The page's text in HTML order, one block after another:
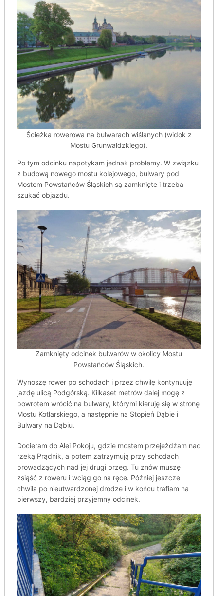
Ścieżka rowerowa na bulwarach wiślanych (widok z
Mostu Grunwaldzkiego).
Po tym odcinku napotykam jednak problemy. W związku
z budową nowego mostu kolejowego, bulwary pod
Mostem Powstańców Śląskich są zamknięte i trzeba
szukać objazdu.
Zamknięty odcinek bulwarów w okolicy Mostu
Powstańców Śląskich.
Wynoszę rower po schodach i przez chwilę kontynuuję
jazdę ulicą Podgórską. Kilkaset metrów dalej mogę z
powrotem wrócić na bulwary, którymi kieruję się w stronę
Mostu Kotlarskiego, a następnie na Stopień Dąbie i
Bulwary na Dąbiu.
Docieram do Alei Pokoju, gdzie mostem przejeżdżam nad
rzeką Prądnik, a potem zatrzymują przy schodach
prowadzących nad jej drugi brzeg. Tu znów muszę
zsiąść z roweru i wciąg go na ręce. Później jeszcze
chwila po nieutwardzonej drodze i w końcu trafiam na
pierwszy, bardziej przyjemny odcinek.